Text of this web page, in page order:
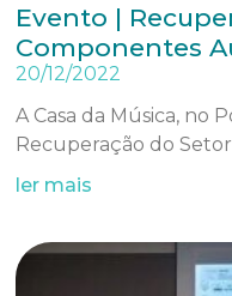
Evento |
Componentes
20/12/2022
A Casa da Música, no
Recuperação do
ler mais